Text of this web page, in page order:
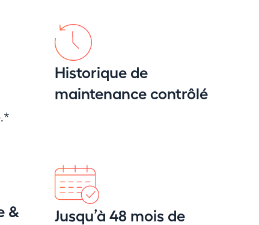
Historique de
maintenance contrôlé
&
Jusqu’à 48 mois de